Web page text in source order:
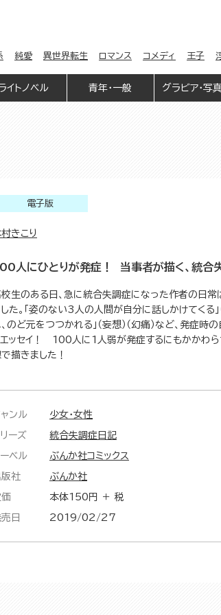
純愛 異世界転生 ロマンス コメディ 王子
イトノベル 青年・一般 グラビア・写
電子版
きこり
人にひとりが発症！ 当事者が描く、統合
生のある日、急に統合失調症になった作者の日常
た。「姿のない3人の人間が自分に話しかけてくる
のど元をつつかれる」（妄想）（幻痛）など、発症
ッセイ！ 100人に1人弱が発症するにもかかわら
描きました！
ンル 少女・女性
ーズ 統合失調症日記
ベル ぶんか社コミックス
社 ぶんか社
本体150円 ＋ 税
日 2019/02/27